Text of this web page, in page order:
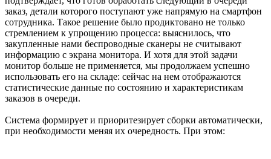
заказ, детали которого поступают уже напрямую на смартфон
сотрудника. Такое решение было продиктовано не только
стремлением к упрощению процесса: выяснилось, что
закупленные нами беспроводные сканеры не считывают
информацию с экрана монитора. И хотя для этой задачи
монитор больше не применяется, мы продолжаем успешно
использовать его на складе: сейчас на нем отображаются
статистические данные по состоянию и характеристикам
заказов в очереди.
Система формирует и приоритезирует сборки автоматически,
при необходимости меняя их очередность. При этом: